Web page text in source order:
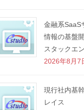
金融系SaaS
情報の基盤
スタックエ
2026年8月7
現行社内基
レイス